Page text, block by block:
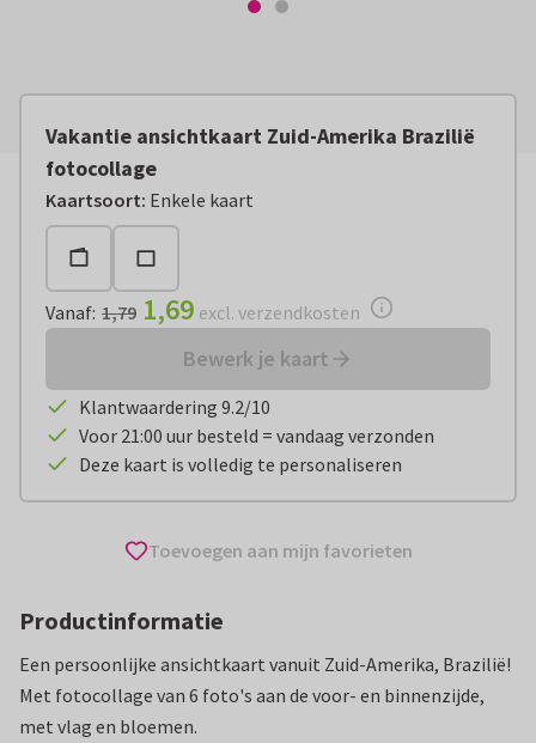
Vakantie ansichtkaart Zuid-Amerika Brazilië
fotocollage
Kaartsoort: Enkele kaart
Vanaf:€ 1,69 excl. verzendkosten
Vanaf: 1,79 1,69 excl. verzendkosten
Bewerk je kaart
Klantwaardering 9.2/10
Voor 21:00 uur besteld = vandaag verzonden
Deze kaart is volledig te personaliseren
Toevoegen aan mijn favorieten
Productinformatie
Een persoonlijke ansichtkaart vanuit Zuid-Amerika, Brazilië!
Met fotocollage van 6 foto's aan de voor- en binnenzijde,
met vlag en bloemen.